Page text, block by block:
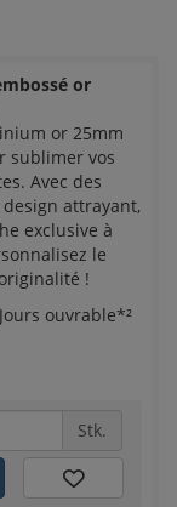
or
or 25mm
sublimer vos
Avec des
attrayant,
exclusive à
le
!
ouvrable*²
Stk.